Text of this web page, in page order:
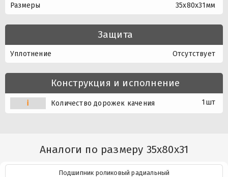
Размеры 35x80x31мм
Защита
Уплотнение Отсутствует
Конструкция и исполнение
i Количество дорожек качения 1шт
Аналоги по размеру 35x80x31
Подшипник роликовый радиальный